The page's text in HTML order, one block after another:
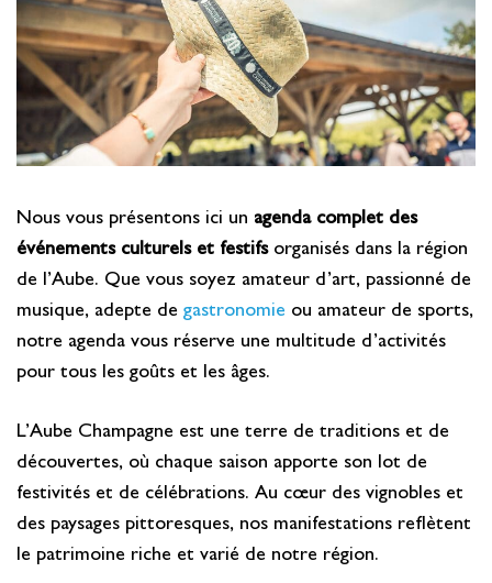
S’inspirer
Nous vous présentons ici un agenda complet des
événements culturels et festifsorganisés dans la région
de l’Aube. Que vous soyez amateur d’art, passionné de
musique, adepte de gastronomie ou amateur de sports,
notre agenda vous réserve une multitude d’activités
pour tous les goûts et les âges.
L’Aube Champagne est une terre de traditions et de
découvertes, où chaque saison apporte son lot de
festivités et de célébrations. Au cœur des vignobles et
des paysages pittoresques, nos manifestations reflètent
le patrimoine riche et varié de notre région.